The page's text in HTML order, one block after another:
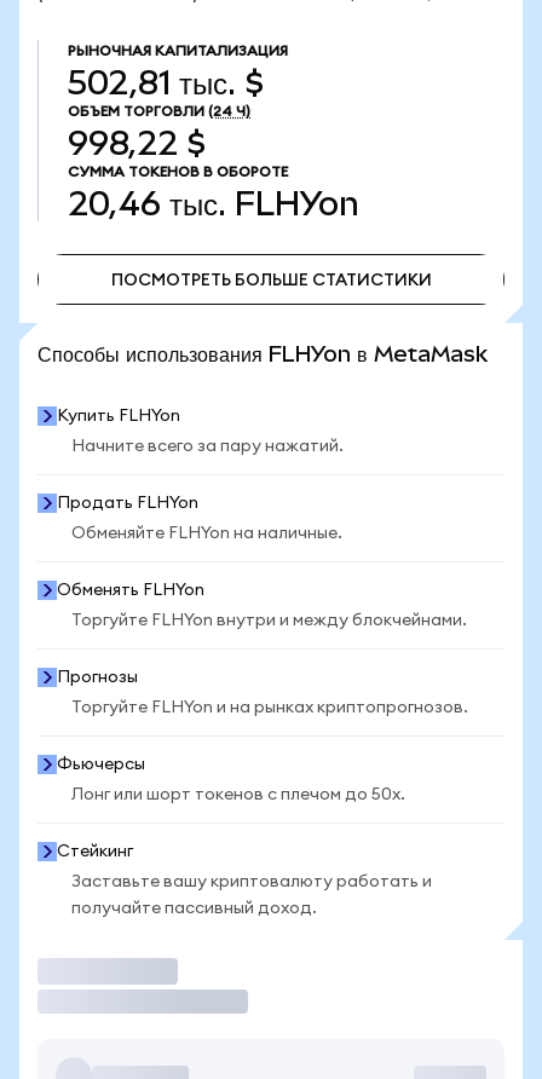
РЫНОЧНАЯ КАПИТАЛИЗАЦИЯ
502,81 тыс. $
ОБЪЕМ ТОРГОВЛИ (24 Ч)
998,22 $
СУММА ТОКЕНОВ В ОБОРОТЕ
20,46 тыс. FLHYon
ПОСМОТРЕТЬ БОЛЬШЕ СТАТИСТИКИ
Способы использования FLHYon в MetaMask
Купить FLHYon
Начните всего за пару нажатий.
Продать FLHYon
Обменяйте FLHYon на наличные.
Обменять FLHYon
Торгуйте FLHYon внутри и между блокчейнами.
Прогнозы
Торгуйте FLHYon и на рынках криптопрогнозов.
Фьючерсы
Лонг или шорт токенов с плечом до 50x.
Стейкинг
Заставьте вашу криптовалюту работать и
получайте пассивный доход.